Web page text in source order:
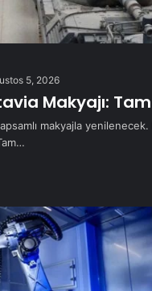
5, 2026
Makyajı:
makyajla